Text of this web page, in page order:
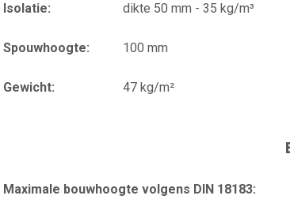
Isolatie: dikte 50 mm - 35 kg/m³
Spouwhoogte: 100 mm
Gewicht: 47 kg/m²
Maximale bouwhoogte volgens DIN 18183: